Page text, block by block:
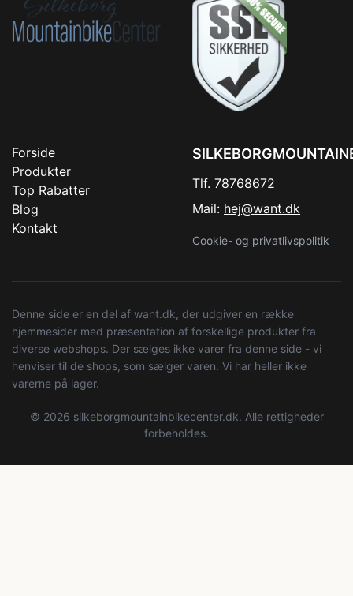
Forside
Produkter
Top Rabatter
Blog
Kontakt
Tlf. 78768672
Mail: hej@want.dk
Cookie- og privatlivspolitik
Denne side er en del af want.dk, der udgiver en række
hjemmesider med præsentation af forskellige produkter fra
diverse webshops. Der sælges ikke varer fra denne side - vi
henviser til de shops, som sælger varen. Vi har heller ikke
varerne på lager.
© 2026 silkeborgmountainbikecenter.dk. Alle rettigheder
forbeholdes.